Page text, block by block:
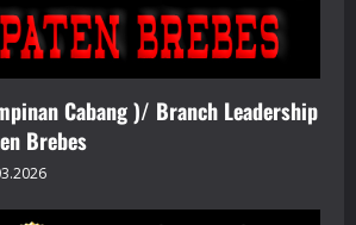
Cabang )/ Branch Leadership
Brebes